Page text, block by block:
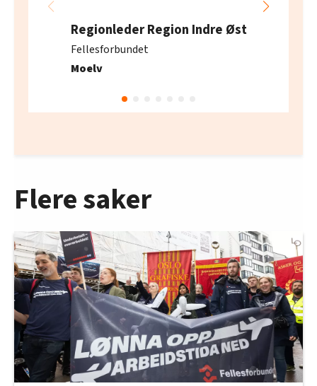
Regionleder Region Indre Øst
Fellesforbundet
Moelv
Flere saker